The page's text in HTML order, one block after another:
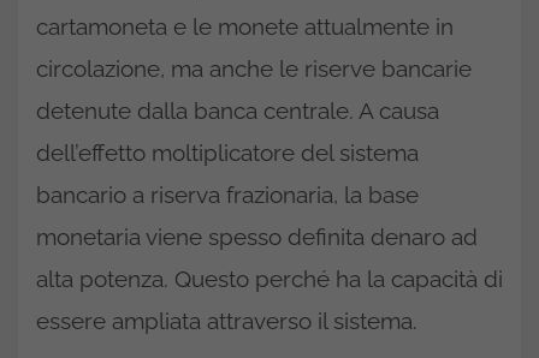
cartamoneta e le monete attualmente in
circolazione, ma anche le riserve bancarie
detenute dalla banca centrale. A causa
dell’effetto moltiplicatore del sistema
bancario a riserva frazionaria, la base
monetaria viene spesso definita denaro ad
alta potenza. Questo perché ha la capacità di
essere ampliata attraverso il sistema.